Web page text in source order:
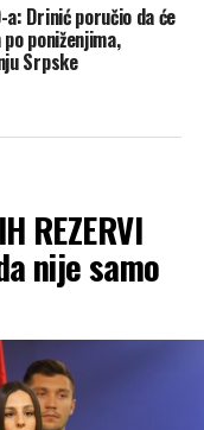
a: Drinić poručio da će
poniženjima,
Srpske
REZERVI
nije samo